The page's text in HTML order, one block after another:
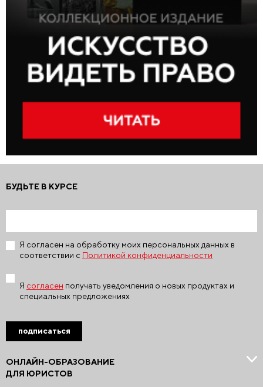
ОНЛАЙН-ОБРАЗОВАНИЕ
ДЛЯ ЮРИСТОВ
БУДЬТЕ В КУРСЕ
Я согласен на обработку моих персональных данных в
соответствии с Политикой конфиденциальности
Я согласен получать уведомления о новых продуктах и
специальных предложениях
подписаться